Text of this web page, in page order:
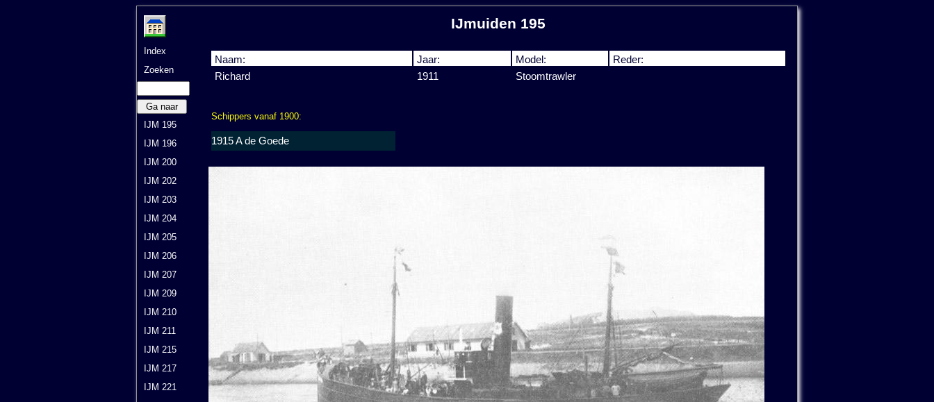
Index
Zoeken
Ga naar
IJM 195
IJM 196
IJM 200
IJM 202
IJM 203
IJM 204
IJM 205
IJM 206
IJM 207
IJM 209
IJM 210
IJM 211
IJM 215
IJM 217
IJM 221
IJmuiden 195
Naam: Jaar: Model:
Reder:
Richard
1911 Stoomtrawler
Schippers vanaf 1900:
1915 A de Goede